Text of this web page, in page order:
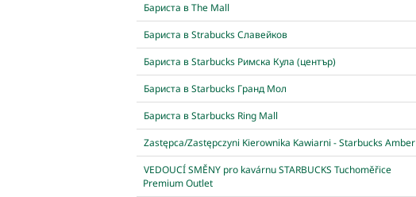
Бариста в The Mall
Бариста в Strabucks Славейков
Бариста в Starbucks Римска Кула (център)
Бариста в Starbucks Гранд Мол
Бариста в Starbucks Ring Mall
Zastępca/Zastępczyni Kierownika Kawiarni - Starbucks Amber
VEDOUCÍ SMĚNY pro kavárnu STARBUCKS Tuchoměřice
Premium Outlet